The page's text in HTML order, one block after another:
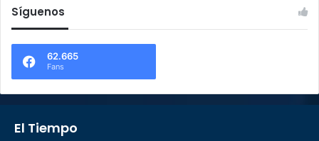
Síguenos
62.665
Fans
El Tiempo